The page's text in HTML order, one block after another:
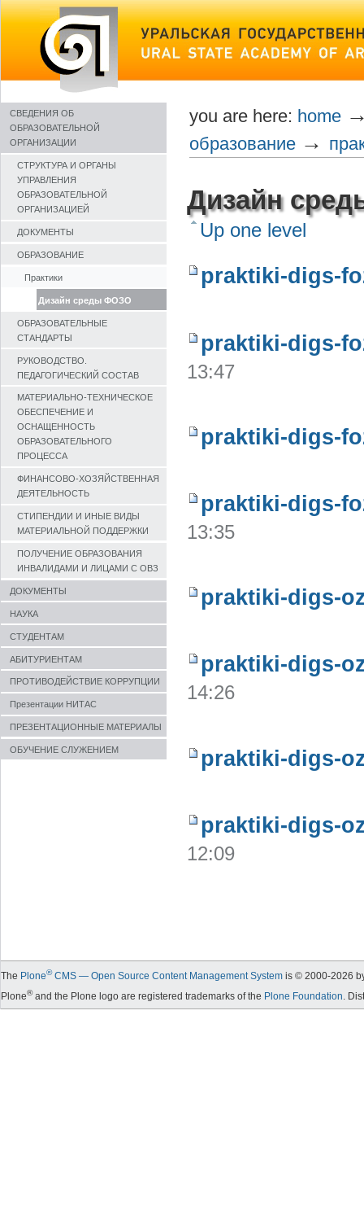
Skip
to
СВЕДЕНИЯ ОБ
ОБРАЗОВАТЕЛЬНОЙ
ОРГАНИЗАЦИИ
СТРУКТУРА И ОРГАНЫ
УПРАВЛЕНИЯ
ОБРАЗОВАТЕЛЬНОЙ
ОРГАНИЗАЦИЕЙ
ДОКУМЕНТЫ
ОБРАЗОВАНИЕ
Практики
Дизайн среды ФОЗО
ОБРАЗОВАТЕЛЬНЫЕ
СТАНДАРТЫ
РУКОВОДСТВО.
ПЕДАГОГИЧЕСКИЙ СОСТАВ
МАТЕРИАЛЬНО-ТЕХНИЧЕСКОЕ
ОБЕСПЕЧЕНИЕ И
ОСНАЩЕННОСТЬ
ОБРАЗОВАТЕЛЬНОГО
ПРОЦЕССА
ФИНАНСОВО-ХОЗЯЙСТВЕННАЯ
ДЕЯТЕЛЬНОСТЬ
СТИПЕНДИИ И ИНЫЕ ВИДЫ
МАТЕРИАЛЬНОЙ ПОДДЕРЖКИ
ПОЛУЧЕНИЕ ОБРАЗОВАНИЯ
ИНВАЛИДАМИ И ЛИЦАМИ С ОВЗ
ДОКУМЕНТЫ
НАУКА
СТУДЕНТАМ
АБИТУРИЕНТАМ
ПРОТИВОДЕЙСТВИЕ КОРРУПЦИИ
Презентации НИТАС
ПРЕЗЕНТАЦИОННЫЕ МАТЕРИАЛЫ
ОБУЧЕНИЕ СЛУЖЕНИЕМ
you are here: home
образование →
Дизайн
Up one level
praktiki-digs-
praktiki-digs-
13:47
praktiki-digs-
praktiki-digs-
13:35
praktiki-digs-
praktiki-digs-
14:26
praktiki-digs-
praktiki-digs-
12:09
The Plone®CMS — Open Source Content Management System is © 2000-2026
Plone®and the Plone logo are registered trademarks of the Plone Foundation.